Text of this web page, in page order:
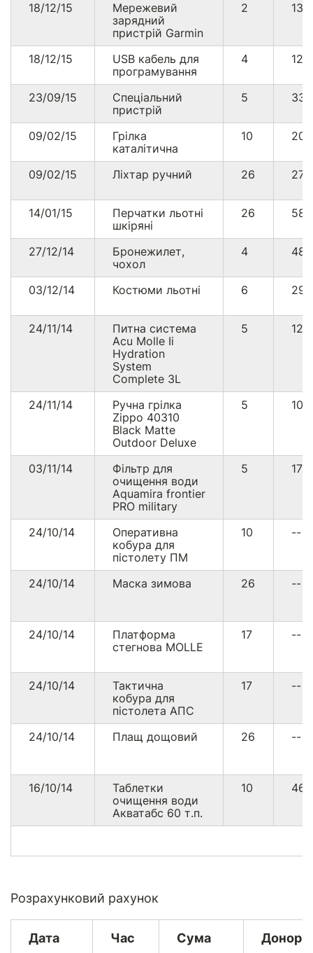
18/12/15
Мережевий
зарядний
пристрій Garmin
2
18/12/15
USB кабель для
програмування
4 120
23/09/15
Спеціальний
пристрій
5
09/02/15
Грілка
каталітична
10
09/02/15 Ліхтар ручний 26
14/01/15
Перчатки льотні
шкіряні
26
27/12/14
Бронежилет,
чохол
4
03/12/14 Костюми льотні 6
24/11/14
Питна система
Acu Molle Ii
Hydration
System
Complete 3L
5
24/11/14
Ручна грілка
Zippo 40310
Black Matte
Outdoor Deluxe
5
03/11/14
Фільтр для
очищення води
Aquamira frontier
PRO military
5
24/10/14
Оперативна
кобура для
пістолету ПМ
10 --
24/10/14 Маска зимова 26 --
24/10/14
Платформа
стегнова MOLLE
17 --
24/10/14
Тактична
кобура для
пістолета АПС
17 --
24/10/14 Плащ дощовий 26 --
16/10/14
Таблетки
очищення води
Акватабс 60 т.п.
10
Розрахунковий рахунок
Дата Час Сума Донор